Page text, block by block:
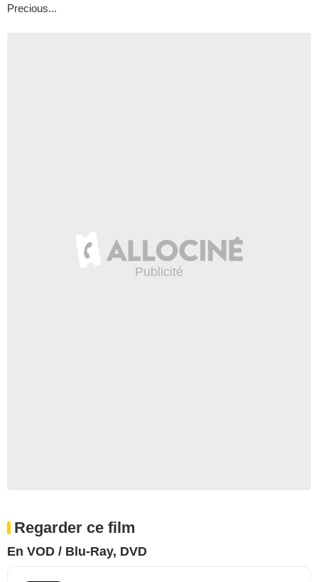
Precious...
Regarder ce film
En VOD / Blu-Ray, DVD